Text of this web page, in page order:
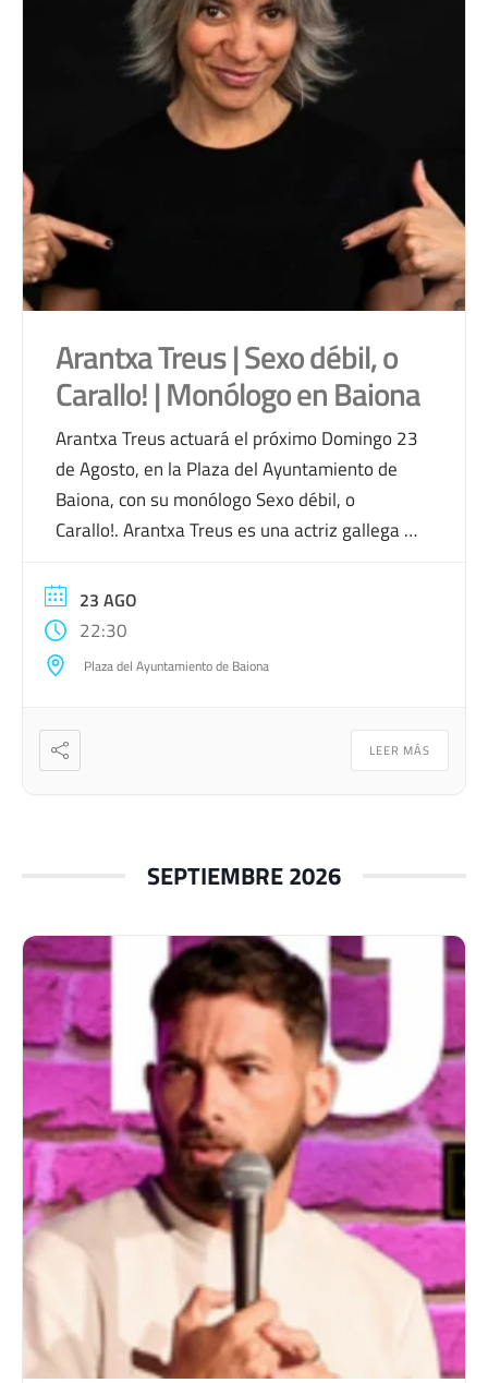
Arantxa Treus | Sexo débil, o
Carallo! | Monólogo en Baiona
Arantxa Treus actuará el próximo Domingo 23
de Agosto, en la Plaza del Ayuntamiento de
Baiona, con su monólogo Sexo débil, o
Carallo!. Arantxa Treus es una actriz gallega y
las diferentes disciplinas que intercala sin
ningún problema con su faceta de humorista.
En su monólogo Sexo Débil […]
23 AGO
22:30
Plaza del Ayuntamiento de Baiona
LEER MÁS
SEPTIEMBRE 2026